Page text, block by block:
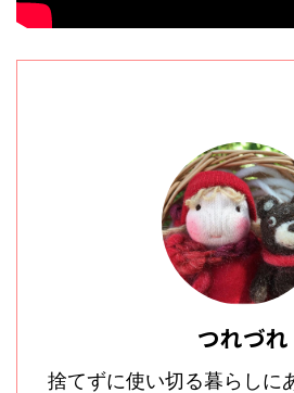
つれづれ
捨てずに使い切る暮らしに